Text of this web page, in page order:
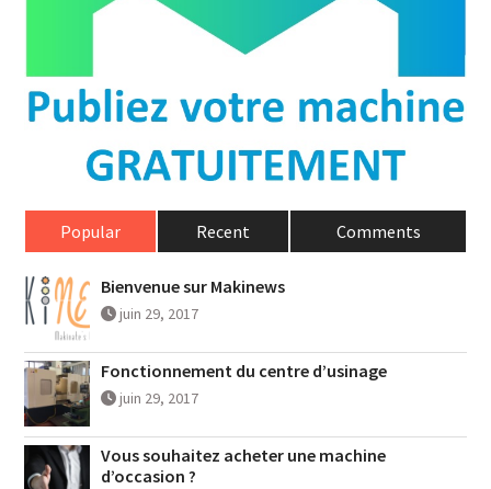
Popular Recent Comments
Bienvenue sur Makinews
juin 29, 2017
Fonctionnement du centre d’usinage
juin 29, 2017
Vous souhaitez acheter une machine
d’occasion ?